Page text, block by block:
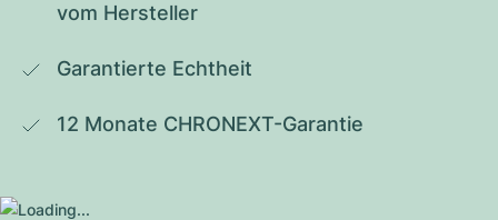
vom Hersteller
Garantierte Echtheit
12 Monate CHRONEXT-Garantie